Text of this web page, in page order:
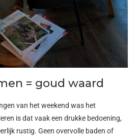
= goud waard
van het weekend was het
is dat vaak een drukke bedoening,
rustig. Geen overvolle baden of